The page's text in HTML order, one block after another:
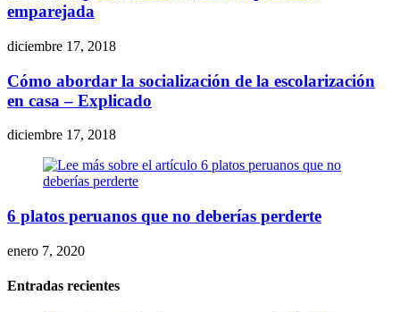
emparejada
diciembre 17, 2018
Cómo abordar la socialización de la escolarización
en casa – Explicado
diciembre 17, 2018
6 platos peruanos que no deberías perderte
enero 7, 2020
Entradas recientes